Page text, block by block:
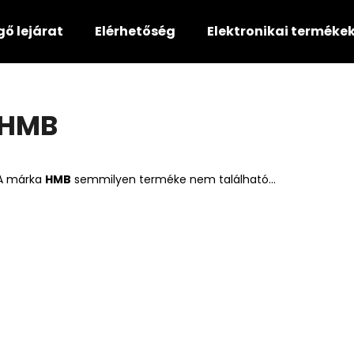
lejárat Elérhetőség Elektronikai
márka HMB semmilyen terméke nem található...